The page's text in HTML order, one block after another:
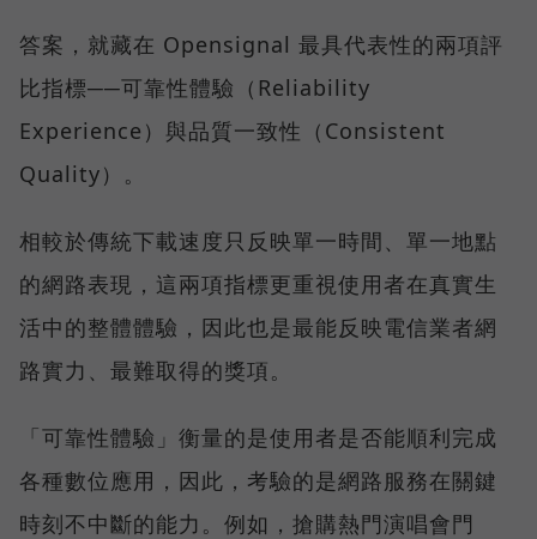
答案，就藏在 Opensignal 最具代表性的兩項評
比指標──可靠性體驗（Reliability
Experience）與品質一致性（Consistent
Quality）。
相較於傳統下載速度只反映單一時間、單一地點
的網路表現，這兩項指標更重視使用者在真實生
活中的整體體驗，因此也是最能反映電信業者網
路實力、最難取得的獎項。
「可靠性體驗」衡量的是使用者是否能順利完成
各種數位應用，因此，考驗的是網路服務在關鍵
時刻不中斷的能力。例如，搶購熱門演唱會門